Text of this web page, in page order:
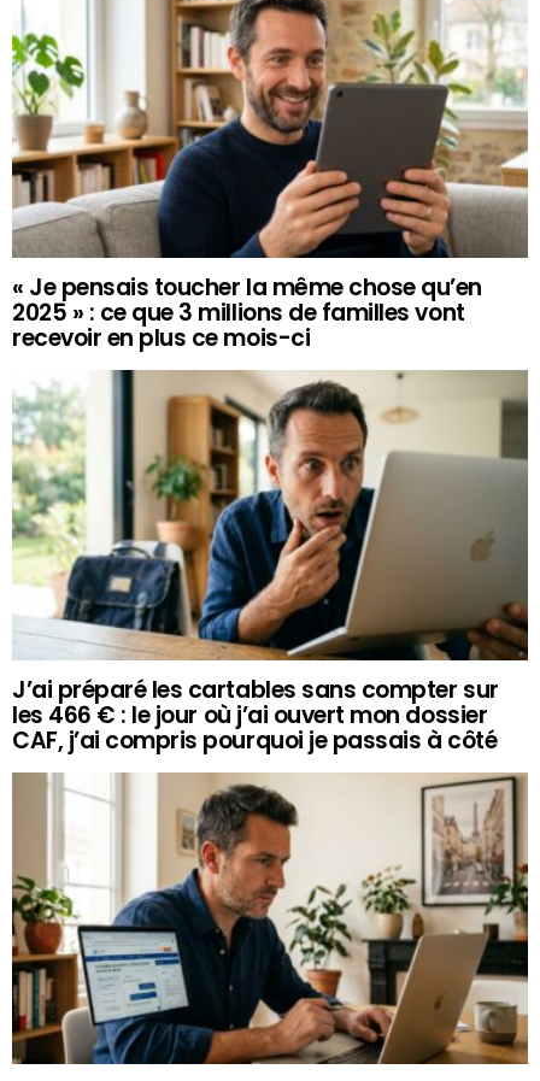
« Je pensais toucher la même chose qu’en
2025 » : ce que 3 millions de familles vont
recevoir en plus ce mois-ci
J’ai préparé les cartables sans compter sur
les 466 € : le jour où j’ai ouvert mon dossier
CAF, j’ai compris pourquoi je passais à côté